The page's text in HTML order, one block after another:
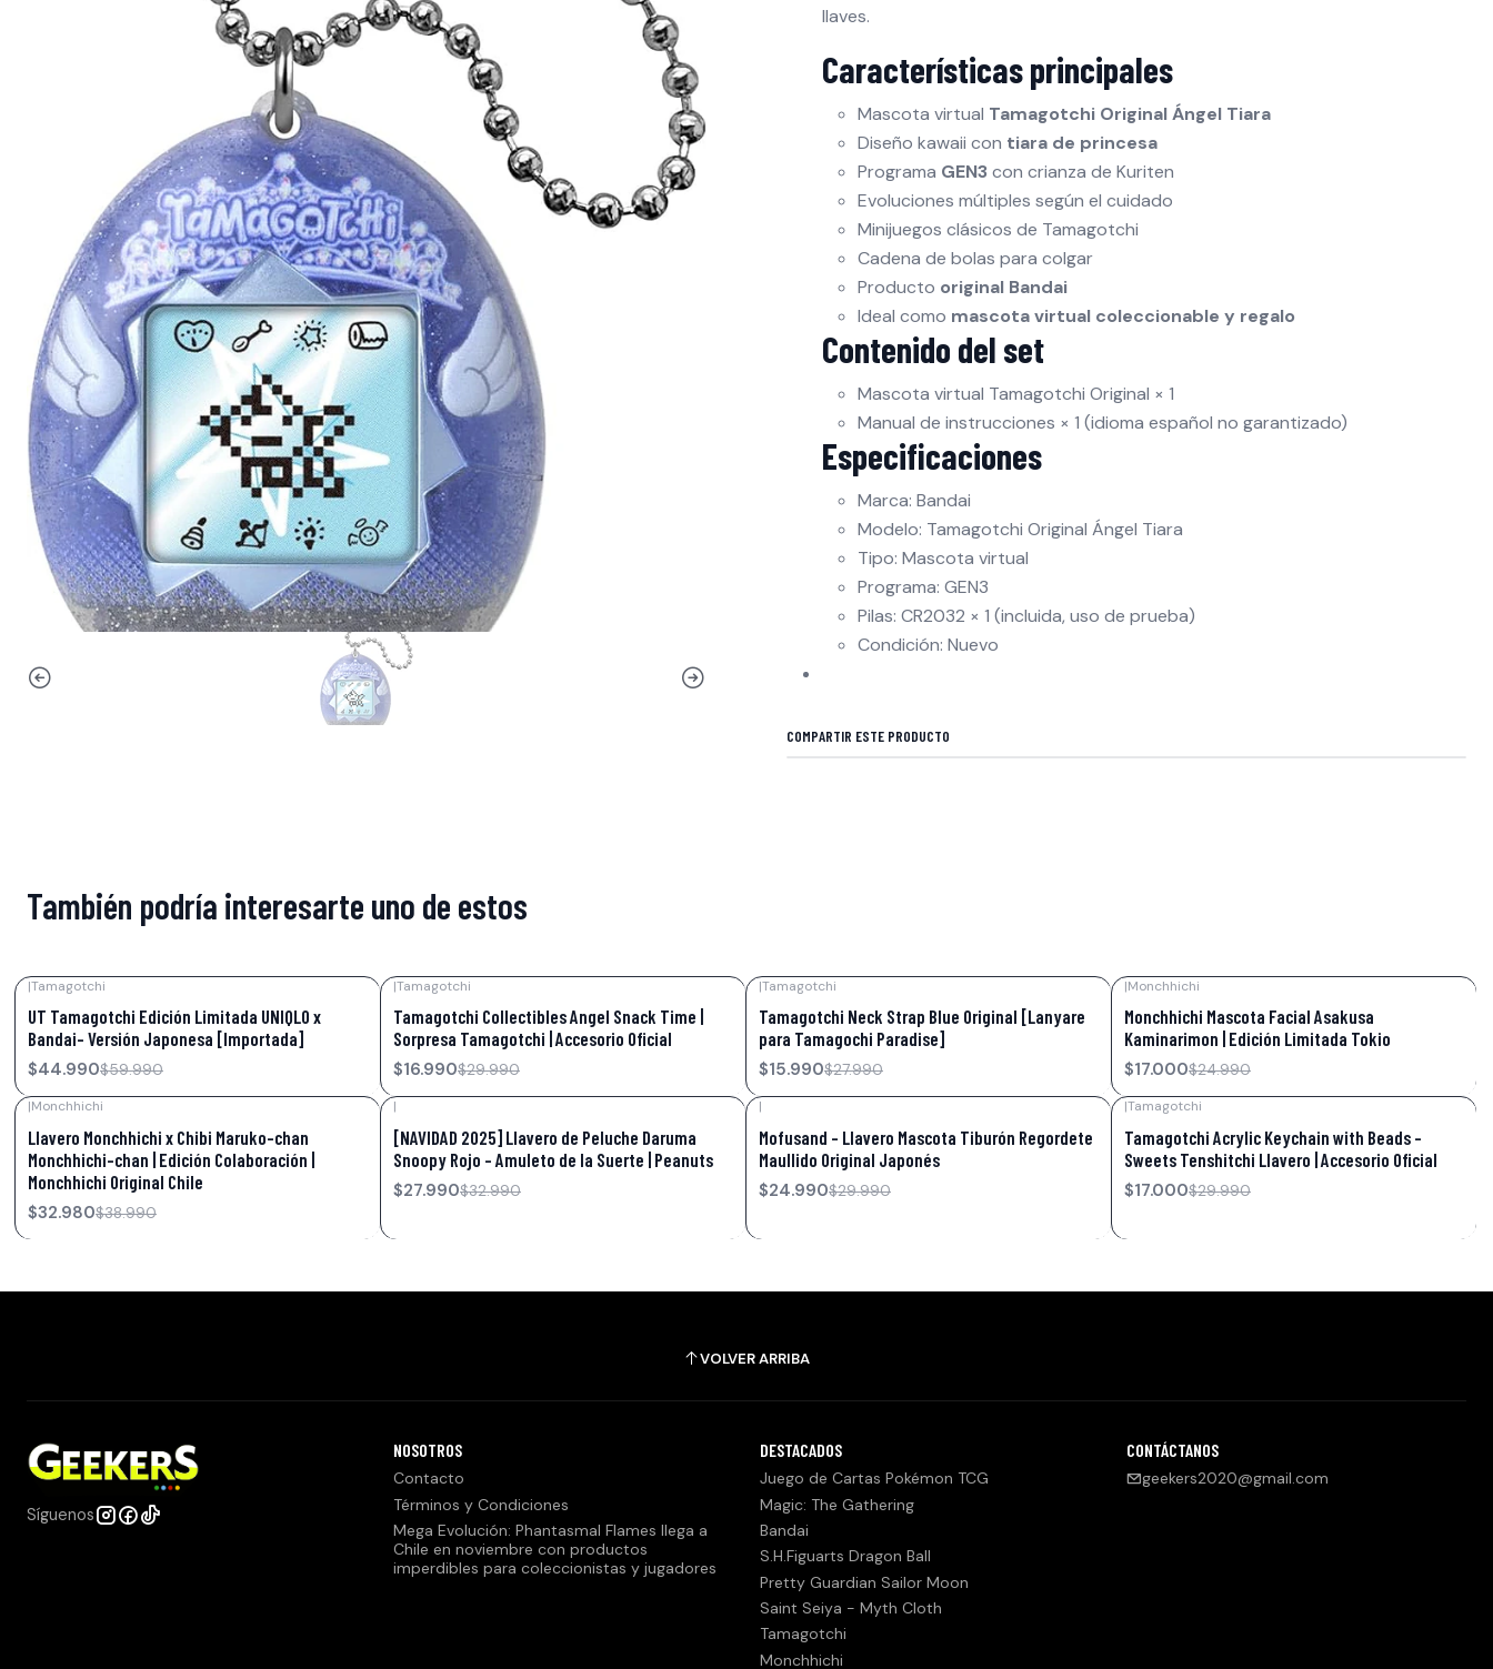
llaves.
Características principales
Mascota virtual Tamagotchi Original Ángel Tiara
Diseño kawaii con tiara de princesa
Programa GEN3 con crianza de Kuriten
Evoluciones múltiples según el cuidado
Minijuegos clásicos de Tamagotchi
Cadena de bolas para colgar
Producto original Bandai
Ideal como mascota virtual coleccionable y regalo
Contenido del set
Mascota virtual Tamagotchi Original × 1
Manual de instrucciones × 1 (idioma español no garantizado)
Especificaciones
Marca: Bandai
Modelo: Tamagotchi Original Ángel Tiara
Tipo: Mascota virtual
Programa: GEN3
Pilas: CR2032 × 1 (incluida, uso de prueba)
Condición: Nuevo
COMPARTIR ESTE PRODUCTO
También podría interesarte uno de estos
|Tamagotchi
UT Tamagotchi Edición Limitada UNIQLO x
Bandai- Versión Japonesa [Importada]
$44.990$59.990
|Tamagotchi
Tamagotchi Collectibles Angel Snack Time |
Sorpresa Tamagotchi | Accesorio Oficial
$16.990$29.990
|Tamagotchi
Tamagotchi Neck Strap Blue Original [Lanyare
para Tamagochi Paradise]
$15.990$27.990
|Monchhichi
Monchhichi Mascota Facial Asakusa
Kaminarimon | Edición Limitada Tokio
$17.000$24.990
|Monchhichi
Llavero Monchhichi x Chibi Maruko-chan
Monchhichi-chan | Edición Colaboración |
Monchhichi Original Chile
$32.980$38.990
|
[NAVIDAD 2025] Llavero de Peluche Daruma
Snoopy Rojo – Amuleto de la Suerte | Peanuts
$27.990$32.990
|
Mofusand – Llavero Mascota Tiburón Regordete
Maullido Original Japonés
$24.990$29.990
|Tamagotchi
Tamagotchi Acrylic Keychain with Beads –
Sweets Tenshitchi Llavero | Accesorio Oficial
$17.000$29.990
VOLVER ARRIBA
Síguenos
NOSOTROS
Contacto
Términos y Condiciones
Mega Evolución: Phantasmal Flames llega a
Chile en noviembre con productos
imperdibles para coleccionistas y jugadores
DESTACADOS
Juego de Cartas Pokémon TCG
Magic: The Gathering
Bandai
S.H.Figuarts Dragon Ball
Pretty Guardian Sailor Moon
Saint Seiya - Myth Cloth
Tamagotchi
Monchhichi
CONTÁCTANOS
geekers2020@gmail.com